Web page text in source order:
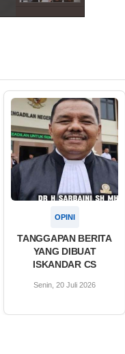
OPINI
TANGGAPAN BERITA
YANG DIBUAT
ISKANDAR CS
Senin, 20 Juli 2026